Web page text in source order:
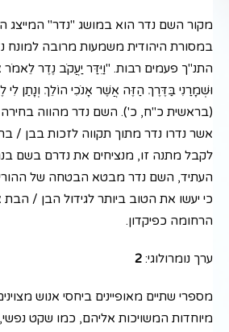
מקור השם נדר הוא במושג "נדר"
במסורת היהודית משמעות מרובה למונח
התנ"ך פעמים רבות. "וַיִּדַּר יַעֲקֹב נֶדֶר
וּשְׁמָרַנִי בַּדֶּרֶךְ הַזֶּה אֲשֶׁר אָנֹכִי הוֹלֵךְ וְנָתַן
(בראשית כ"ח, כ'). השם נדר מהווה בחירה
אשר נדרו נדר מתוך תקווה לזכות בבן /
לקבל מתנה זו, מנציחים את נדרם בשם
העתיד, השם נדר מבטא הבטחה של
כי יעשו את הטוב ביותר לגידול הבן / הבת
הרחומה כפיקדון.
ערך נומרולוגי: 2
מספרי שתיים מאופיינים ביחסי אנוש
מיוחדות המשויכות אליהם, כמו שקט נפשי,